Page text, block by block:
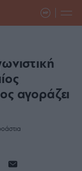
αγοράζει